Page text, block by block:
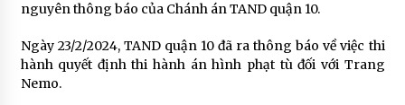
nguyên thông báo của Chánh án TAND quận 10.
Ngày 23/2/2024, TAND quận 10 đã ra thông báo về việc thi
hành quyết định thi hành án hình phạt tù đối với Trang
Nemo.